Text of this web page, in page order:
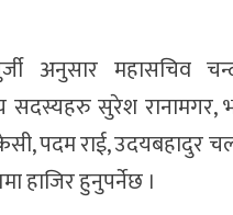
अनुसार महासचिव
सदस्यहरु सुरेश रानामगर,
पदम राई, उदयबहादुर
हाजिर हुनुपर्नेछ ।